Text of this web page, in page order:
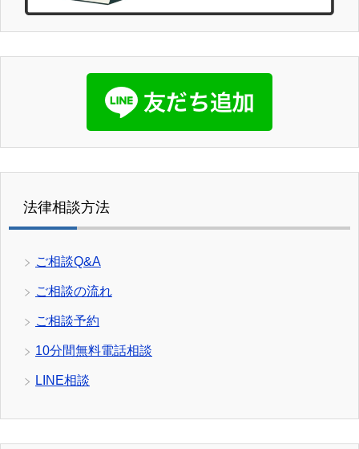
法律相談方法
ご相談Q&A
ご相談の流れ
ご相談予約
10分間無料電話相談
LINE相談